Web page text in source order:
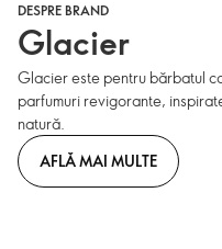
DESPRE BRAND
Glacier
Glacier este pentru bărbatul
parfumuri revigorante,
natură.
AFLĂ MAI MULTE